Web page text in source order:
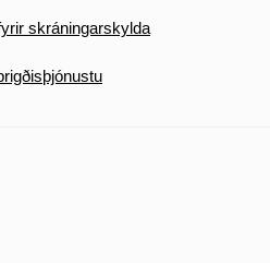
skráningarskylda